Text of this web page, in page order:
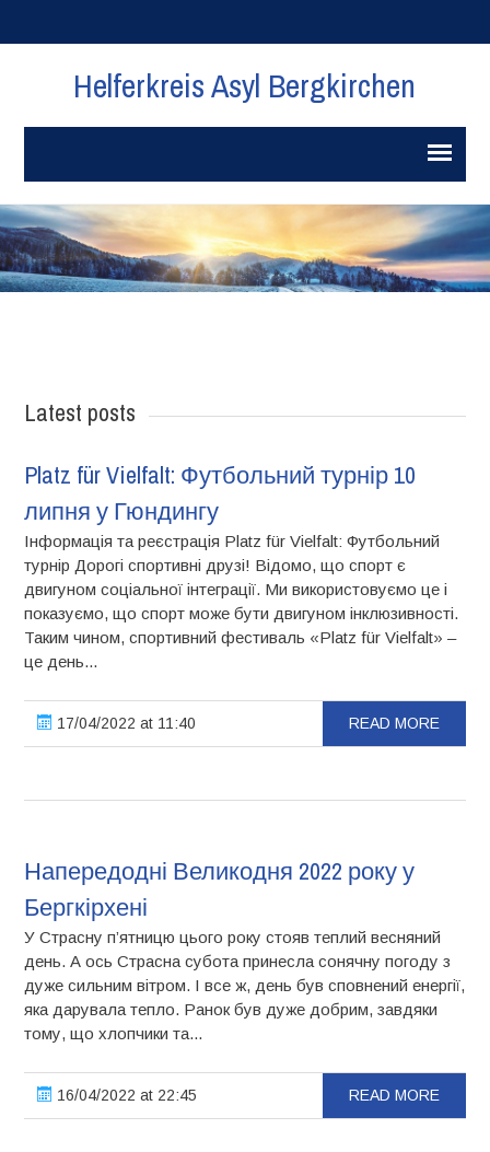
Helferkreis Asyl Bergkirchen
Latest posts
Platz für Vielfalt: Футбольний турнір 10
липня у Гюндингу
Інформація та реєстрація Platz für Vielfalt: Футбольний
турнір Дорогі спортивні друзі! Відомо, що спорт є
двигуном соціальної інтеграції. Ми використовуємо це і
показуємо, що спорт може бути двигуном інклюзивності.
Таким чином, спортивний фестиваль «Platz für Vielfalt» –
це день...
17/04/2022 at 11:40 READ MORE
Напередодні Великодня 2022 року у
Бергкірхені
У Страсну п’ятницю цього року стояв теплий весняний
день. А ось Страсна субота принесла сонячну погоду з
дуже сильним вітром. І все ж, день був сповнений енергії,
яка дарувала тепло. Ранок був дуже добрим, завдяки
тому, що хлопчики та...
16/04/2022 at 22:45 READ MORE